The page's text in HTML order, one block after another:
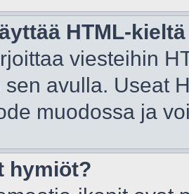
HTML-
viesteihin
sen avulla. Useat
muodossa ja
hymiöt?